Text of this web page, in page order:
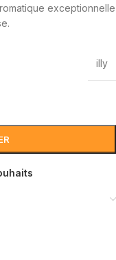
exceptionnelle
illy